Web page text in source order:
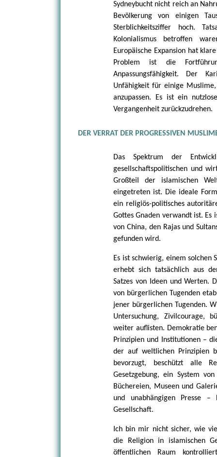
Sydneybucht nicht reich an
Bevölkerung von einigen
Sterblichkeitsziffer hoch.
Kolonialismus betroffen
Europäische Expansion hat
Problem ist die
Anpassungsfähigkeit. Der
Unfähigkeit für einige
anzupassen. Es ist ein
Vergangenheit zurückzudrehen.
DER VERRAT DER PROGRESSIVEN
Das Spektrum der
gesellschaftspolitischen und
Großteil der islamischen
eingetreten ist. Die ideale
ein religiös-politisches
Gottes Gnaden verwandt ist.
von China, den Rajas und
gefunden wird.
Es ist schwierig, einem solchen
erhebt sich tatsächlich aus
Satzes von Ideen und Werten.
von bürgerlichen Tugenden
jener bürgerlichen Tugenden.
Untersuchung, Zivilcourage,
weiter auflisten. Demokratie
Prinzipien und Institutionen –
der auf weltlichen Prinzipien
bevorzugt, beschützt alle
Gesetzgebung, ein System
Büchereien, Museen und
und unabhängigen Presse –
Gesellschaft.
Ich bin mir nicht sicher, wie
die Religion in islamischen
öffentlichen Raum